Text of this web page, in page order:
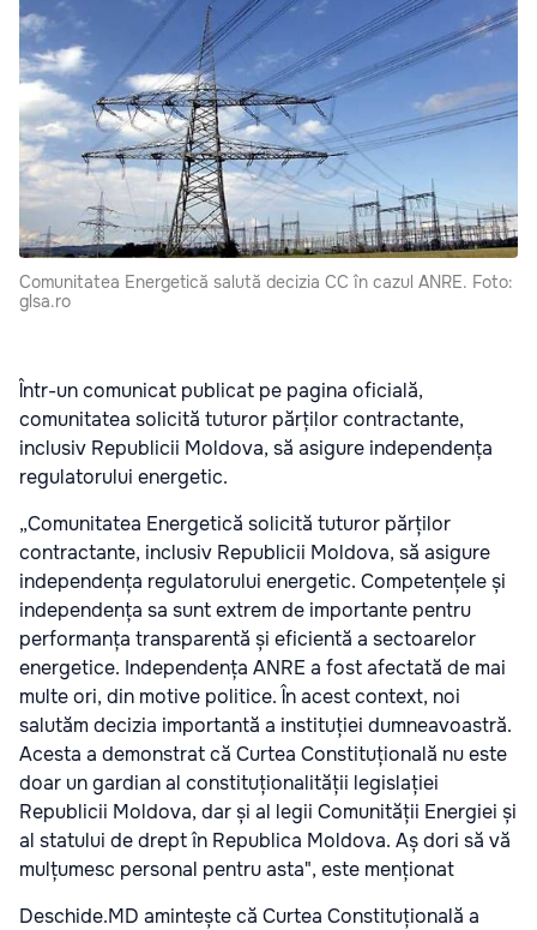
Comunitatea Energetică salută decizia CC în cazul ANRE. Foto:
glsa.ro
Într-un comunicat publicat pe pagina oficială,
comunitatea solicită tuturor părților contractante,
inclusiv Republicii Moldova, să asigure independența
regulatorului energetic.
„Comunitatea Energetică solicită tuturor părților
contractante, inclusiv Republicii Moldova, să asigure
independența regulatorului energetic. Competențele și
independența sa sunt extrem de importante pentru
performanța transparentă și eficientă a sectoarelor
energetice. Independența ANRE a fost afectată de mai
multe ori, din motive politice. În acest context, noi
salutăm decizia importantă a instituției dumneavoastră.
Acesta a demonstrat că Curtea Constituțională nu este
doar un gardian al constituționalității legislației
Republicii Moldova, dar și al legii Comunității Energiei și
al statului de drept în Republica Moldova. Aș dori să vă
mulțumesc personal pentru asta", este menționat
Deschide.MD amintește că Curtea Constituțională a